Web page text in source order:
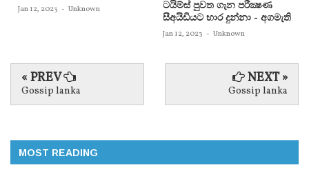
Jan 12, 2023 - Unknown
ටයිම්ස්‌ පුවත ගැන පරීක්‍ෂණ
සීඅයිඩියට භාර දුන්නා - අගමැති
Jan 12, 2023 - Unknown
« PREV
Gossip lanka
NEXT »
Gossip lanka
MOST READING